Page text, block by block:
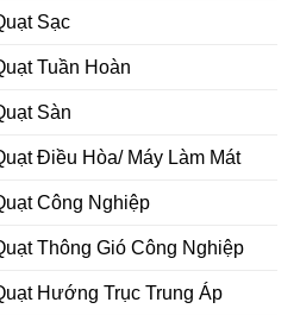
Sạc
Tuần Hoàn
Sàn
Điều Hòa/ Máy Làm Mát
Công Nghiệp
Thông Gió Công Nghiệp
Hướng Trục Trung Áp